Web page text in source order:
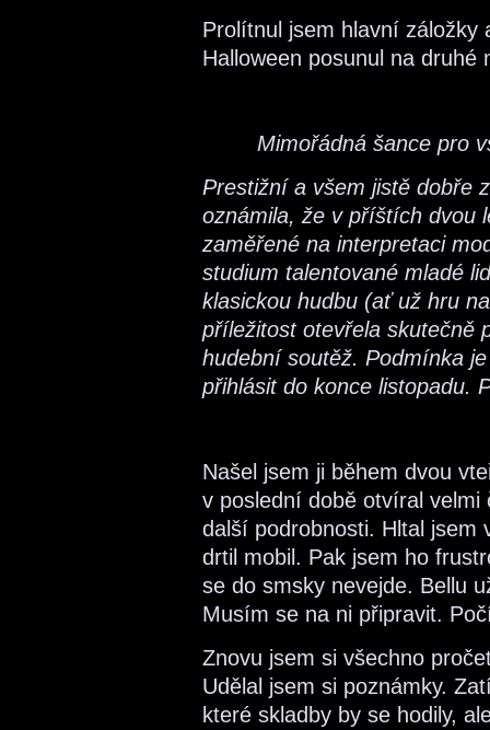
Prolítnul jsem hlavní
Halloween posunul na
Mimořádná šance pro
Prestižní a všem jistě dobře
oznámila, že v příštích dvou
zaměřené na interpretaci
studium talentované mladé
klasickou hudbu (ať už hru
příležitost otevřela skutečně
hudební soutěž. Podmínka
přihlásit do konce listopadu.
Našel jsem ji během dvou
v poslední době otvíral velmi
další podrobnosti. Hltal jsem
drtil mobil. Pak jsem ho
se do smsky nevejde. Bellu
Musím se na ni připravit.
Znovu jsem si všechno
Udělal jsem si poznámky.
které skladby by se hodily,